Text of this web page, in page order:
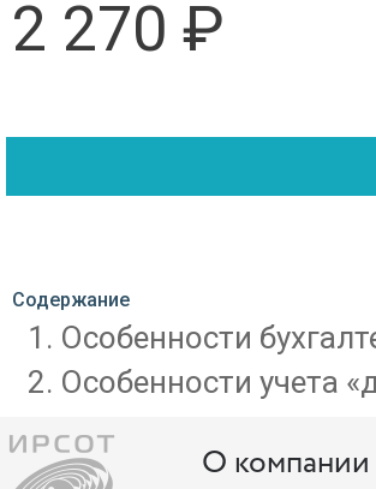
2 270 ₽
Содержание
Особенности
Особенности учета
О компании